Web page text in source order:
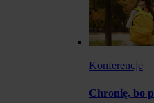
Konferencje
Chronię, bo